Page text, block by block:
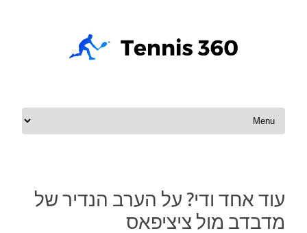
Skip to content
עוד אחד ודי? על הערב הנדיר של
מדבדב מול ציציפאס